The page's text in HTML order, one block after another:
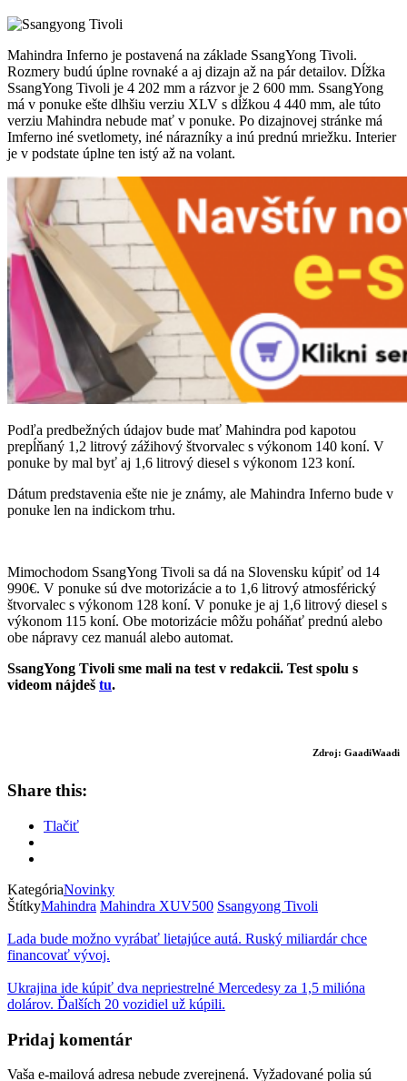
Mahindra Inferno je postavená na základe SsangYong Tivoli.
Rozmery budú úplne rovnaké a aj dizajn až na pár detailov. Dĺžka
SsangYong Tivoli je 4 202 mm a rázvor je 2 600 mm. SsangYong
má v ponuke ešte dlhšiu verziu XLV s dĺžkou 4 440 mm, ale túto
verziu Mahindra nebude mať v ponuke. Po dizajnovej stránke má
Imferno iné svetlomety, iné nárazníky a inú prednú mriežku. Interier
je v podstate úplne ten istý až na volant.
Podľa predbežných údajov bude mať Mahindra pod kapotou
prepĺňaný 1,2 litrový zážihový štvorvalec s výkonom 140 koní. V
ponuke by mal byť aj 1,6 litrový diesel s výkonom 123 koní.
Dátum predstavenia ešte nie je známy, ale Mahindra Inferno bude v
ponuke len na indickom trhu.
Mimochodom SsangYong Tivoli sa dá na Slovensku kúpiť od 14
990€. V ponuke sú dve motorizácie a to 1,6 litrový atmosférický
štvorvalec s výkonom 128 koní. V ponuke je aj 1,6 litrový diesel s
výkonom 115 koní. Obe motorizácie môžu poháňať prednú alebo
obe nápravy cez manuál alebo automat.
SsangYong Tivoli sme mali na test v redakcii. Test spolu s
videom nájdeš tu.
Zdroj: GaadiWaadi
Share this:
Tlačiť
KategóriaNovinky
ŠtítkyMahindra Mahindra XUV500 Ssangyong Tivoli
Lada bude možno vyrábať lietajúce autá. Ruský miliardár chce
financovať vývoj.
Ukrajina ide kúpiť dva nepriestrelné Mercedesy za 1,5 milióna
dolárov. Ďalších 20 vozidiel už kúpili.
Pridaj komentár
Vaša e-mailová adresa nebude zverejnená. Vyžadované polia sú